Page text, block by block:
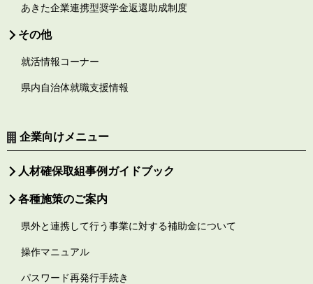
あきた企業連携型奨学金返還助成制度
その他
就活情報コーナー
県内自治体就職支援情報
企業向けメニュー
人材確保取組事例ガイドブック
各種施策のご案内
県外と連携して行う事業に対する補助金について
操作マニュアル
パスワード再発行手続き